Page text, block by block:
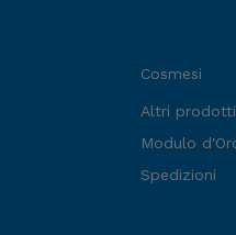
Cosmesi
Altri prodotti
Modulo
Spedizioni